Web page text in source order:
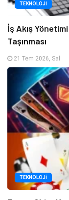
TEKNOLOJI
İş Akış
Taşınması
21 Tem 2026, Sal
TEKNOLOJI